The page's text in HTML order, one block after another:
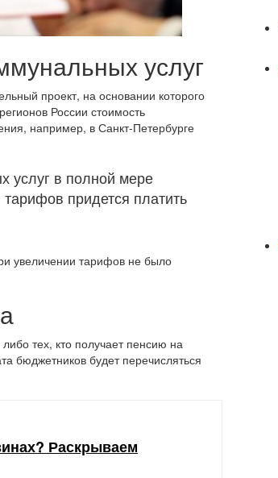
услуг
проект, на основании которого
России стоимость
например, в Санкт-Петербурге
услуг в полной мере
придется платить
увеличении тарифов не было
тех, кто получает пенсию на
бюджетников будет перечисляться
Раскрываем